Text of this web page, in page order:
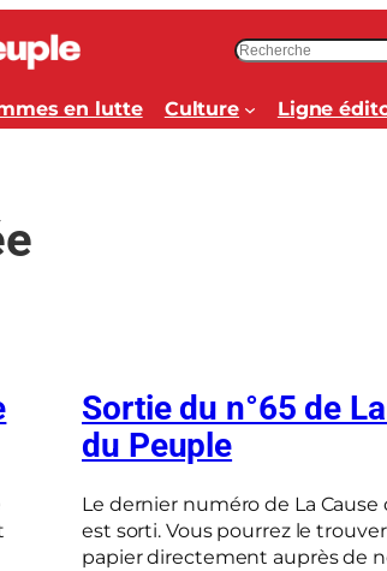
c
h
en lutte Culture Ligne
Sortie du n°65 de
du Peuple
Le dernier numéro de La Cause
est sorti. Vous pourrez le
papier directement auprès de